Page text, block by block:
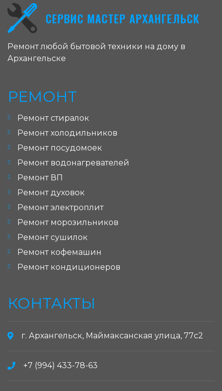
СЕРВИС МАСТЕР АРХАНГЕЛЬСК
Ремонт любой бытовой техники на дому в
Архангельске
РЕМОНТ
Ремонт стиралок
Ремонт холодильников
Ремонт посудомоек
Ремонт водонагревателей
Ремонт ВП
Ремонт духовок
Ремонт электроплит
Ремонт морозильников
Ремонт сушилок
Ремонт кофемашин
Ремонт кондиционеров
КОНТАКТЫ
г. Архангельск, Маймаксанская улица, 77с2
+7 (994) 433-78-63